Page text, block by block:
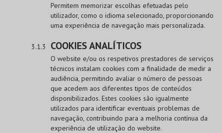
Permitem memorizar escolhas efetuadas pelo
utilizador, como o idioma selecionado, proporcionando
uma experiência de navegação mais personalizada.
COOKIES ANALÍTICOS
O website e/ou os respetivos prestadores de serviços
técnicos instalam cookies com a finalidade de medir a
audiência, permitindo avaliar o número de pessoas
que acedem aos diferentes tipos de conteúdos
disponibilizados. Estes cookies são igualmente
utilizados para identificar eventuais problemas de
navegação, contribuindo para a melhoria contínua da
experiência de utilização do website.